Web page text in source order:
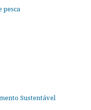
pesca
Sustentável